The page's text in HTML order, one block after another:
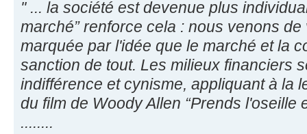
'' ... la société est devenue plus
marché” renforce cela : nous venons
marquée par l'idée que le marché et la
sanction de tout. Les milieux financiers
indifférence et cynisme, appliquant à la
du film de Woody Allen “Prends l'oseille
........